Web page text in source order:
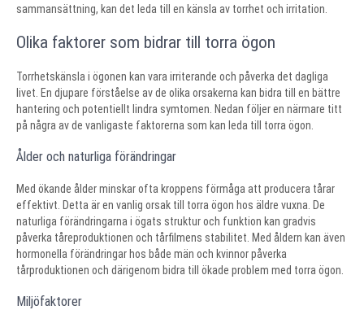
sammansättning, kan det leda till en känsla av torrhet och irritation.
Olika faktorer som bidrar till torra ögon
Torrhetskänsla i ögonen kan vara irriterande och påverka det dagliga
livet. En djupare förståelse av de olika orsakerna kan bidra till en bättre
hantering och potentiellt lindra symtomen. Nedan följer en närmare titt
på några av de vanligaste faktorerna som kan leda till torra ögon.
Ålder och naturliga förändringar
Med ökande ålder minskar ofta kroppens förmåga att producera tårar
effektivt. Detta är en vanlig orsak till torra ögon hos äldre vuxna. De
naturliga förändringarna i ögats struktur och funktion kan gradvis
påverka tåreproduktionen och tårfilmens stabilitet. Med åldern kan även
hormonella förändringar hos både män och kvinnor påverka
tårproduktionen och därigenom bidra till ökade problem med torra ögon.
Miljöfaktorer